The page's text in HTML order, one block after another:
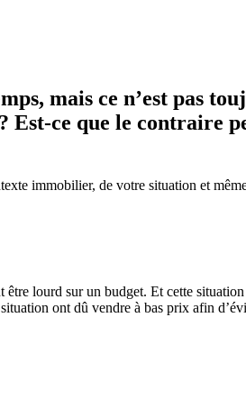
mais ce n’est pas
ce que le contraire
immobilier, de votre situation et
lourd sur un budget. Et cette
ont dû vendre à bas prix afin